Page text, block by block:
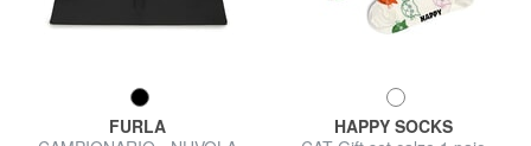
FURLA
HAPPY SOCKS